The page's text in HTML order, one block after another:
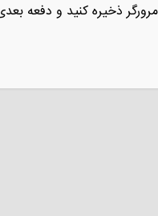
ذخیره کنید و دفعه